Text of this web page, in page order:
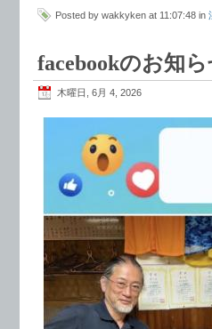
Posted by wakkyken at 11:07:48 in
facebookのお知
木曜日, 6月 4, 2026